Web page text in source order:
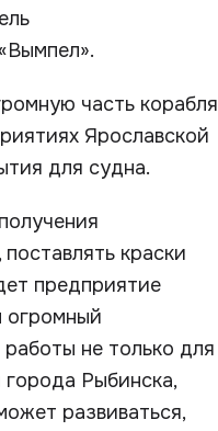
часть корабля
Ярославской
для судна.
краски
предприятие
огромный
не только для
города Рыбинска,
развиваться,